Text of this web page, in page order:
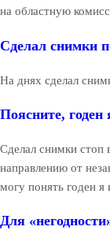
на областную
Сделал снимки
На днях сделал
Поясните, годен
Сделал снимки стоп
направлению от
могу понять годен я
Для